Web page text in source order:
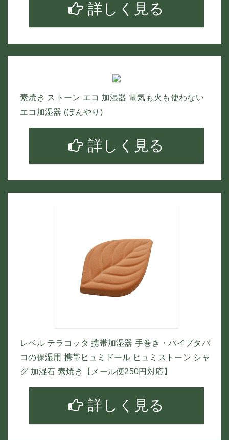
詳しく見る
素焼き ストーン エコ 加湿器 電気も火も使わない
エコ加湿器 (ぼんやり)
詳しく見る
レベル テラコッタ 携帯加湿器 手巻き・パイプタバ
コの保湿用 携帯ヒュミドール ヒュミストーン シャ
グ 加湿石 素焼き【メール便250円対応】
詳しく見る